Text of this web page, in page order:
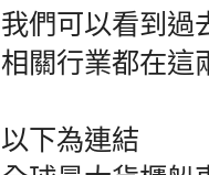
我們可以看到過
相關行業都在這
以下為連結